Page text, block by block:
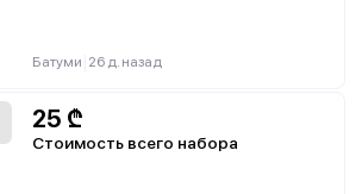
Батуми 26 д. назад
25 ₾
Стоимость всего набора